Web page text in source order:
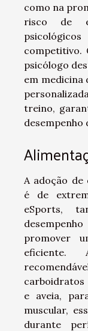
como na
risco de
competitivo.
psicólogo
em medicina
treino,
desempenho
A adoção
é de
eSports,
promover
eficiente.
carboidratos
e aveia,
muscular,
durante